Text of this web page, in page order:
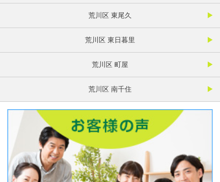
荒川区 東尾久
荒川区 東日暮里
荒川区 町屋
荒川区 南千住